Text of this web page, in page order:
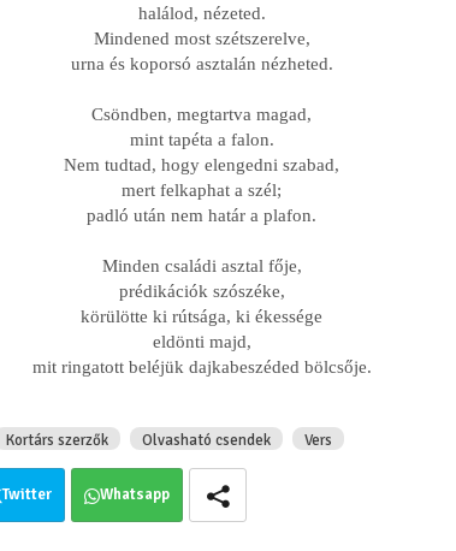
halálod, nézeted.
Mindened most szétszerelve,
urna és koporsó asztalán nézheted.
Csöndben, megtartva magad,
mint tapéta a falon.
Nem tudtad, hogy elengedni szabad,
mert felkaphat a szél;
padló után nem határ a plafon.
Minden családi asztal fője,
prédikációk szószéke,
körülötte ki rútsága, ki ékessége
eldönti majd,
mit ringatott beléjük dajkabeszéded bölcsője.
Kortárs szerzők Olvasható csendek Vers
Twitter Whatsapp